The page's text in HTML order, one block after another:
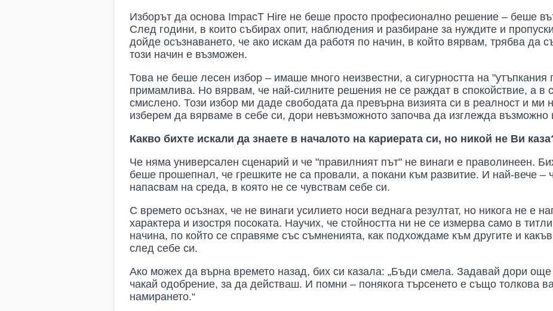
Изборът да основа ImpacT Hire не беше просто професионално решение – беше
След години, в които събирах опит, наблюдения и разбиране за нуждите и
дойде осъзнаването, че ако искам да работя по начин, в който вярвам, трябва да
този начин е възможен.
Това не беше лесен избор – имаше много неизвестни, а сигурността на "утъпкания
примамлива. Но вярвам, че най-силните решения не се раждат в спокойствие, а в
смислено. Този избор ми даде свободата да превърна визията си в реалност и ми
изберем да вярваме в себе си, дори невъзможното започва да изглежда възможно
Какво бихте искали да знаете в началото на кариерата си, но никой не Ви
Че няма универсален сценарий и че "правилният път" не винаги е праволинеен.
беше прошепнал, че грешките не са провали, а покани към развитие. И най-вече –
напасвам на среда, в която не се чувствам себе си.
С времето осъзнах, че не винаги усилието носи веднага резултат, но никога не е
характера и изостря посоката. Научих, че стойността ни не се измерва само в
начина, по който се справяме със съмненията, как подхождаме към другите и
след себе си.
Ако можех да върна времето назад, бих си казала: „Бъди смела. Задавай дори
чакай одобрение, за да действаш. И помни – понякога търсенето е също толкова
намирането.“